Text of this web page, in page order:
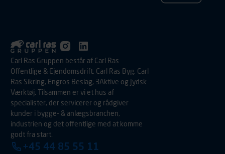
Carl Ras Gruppen består af Carl Ras
Offentlige & Ejendomsdrift, Carl Ras Byg, Carl
Ras Sikring, Engros Beslag, 3Aktive og Jydsk
Værktøj. Tilsammen er vi et hus af
specialister, der servicerer og rådgiver
kunder i bygge- & anlægsbranchen,
industrien og det offentlige med at komme
godt fra start.
+45 44 85 55 11